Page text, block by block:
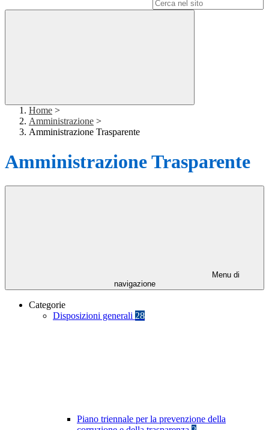
Home >
Amministrazione >
Amministrazione Trasparente
Amministrazione Trasparente
Menu di
navigazione
Categorie
Disposizioni generali 28
Piano triennale per la prevenzione della